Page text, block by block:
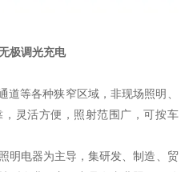
极调光充电
等各种狭窄区域，非现场照明、
灵活方便，照射范围广，可按车
明电器为主导，集研发、制造、贸